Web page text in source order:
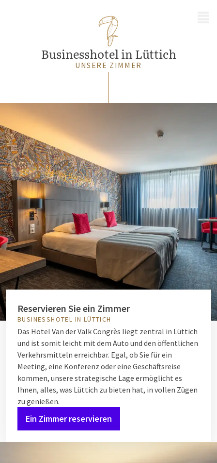
Businesshotel in Lüttich
UNSERE ZIMMER
Reservieren Sie ein Zimmer
BUSINESSHOTEL IN LÜTTICH
Das Hotel Van der Valk Congrès liegt zentral in Lüttich
und ist somit leicht mit dem Auto und den öffentlichen
Verkehrsmitteln erreichbar. Egal, ob Sie für ein
Meeting, eine Konferenz oder eine Geschäftsreise
kommen, unsere strategische Lage ermöglicht es
Ihnen, alles, was Lüttich zu bieten hat, in vollen Zügen
zu genießen.
Ein Zimmer reservieren